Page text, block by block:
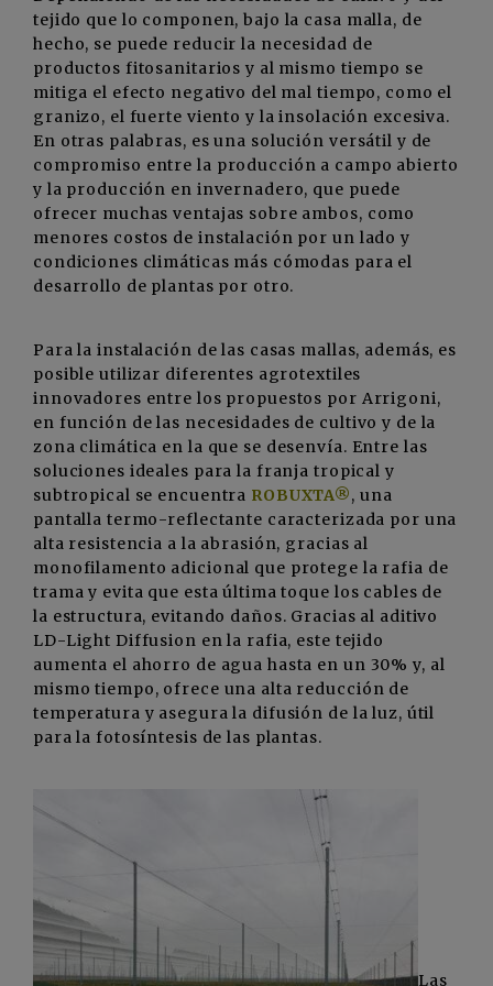
tejido que lo componen, bajo la casa malla, de
hecho, se puede reducir la necesidad de
productos fitosanitarios y al mismo tiempo se
mitiga el efecto negativo del mal tiempo, como el
granizo, el fuerte viento y la insolación excesiva.
En otras palabras, es una solución versátil y de
compromiso entre la producción a campo abierto
y la producción en invernadero, que puede
ofrecer muchas ventajas sobre ambos, como
menores costos de instalación por un lado y
condiciones climáticas más cómodas para el
desarrollo de plantas por otro.
Para la instalación de las casas mallas, además, es
posible utilizar diferentes agrotextiles
innovadores entre los propuestos por Arrigoni,
en función de las necesidades de cultivo y de la
zona climática en la que se desenvía. Entre las
soluciones ideales para la franja tropical y
subtropical se encuentra ROBUXTA®, una
pantalla termo-reflectante caracterizada por una
alta resistencia a la abrasión, gracias al
monofilamento adicional que protege la rafia de
trama y evita que esta última toque los cables de
la estructura, evitando daños. Gracias al aditivo
LD-Light Diffusion en la rafia, este tejido
aumenta el ahorro de agua hasta en un 30% y, al
mismo tiempo, ofrece una alta reducción de
temperatura y asegura la difusión de la luz, útil
para la fotosíntesis de las plantas.
Las